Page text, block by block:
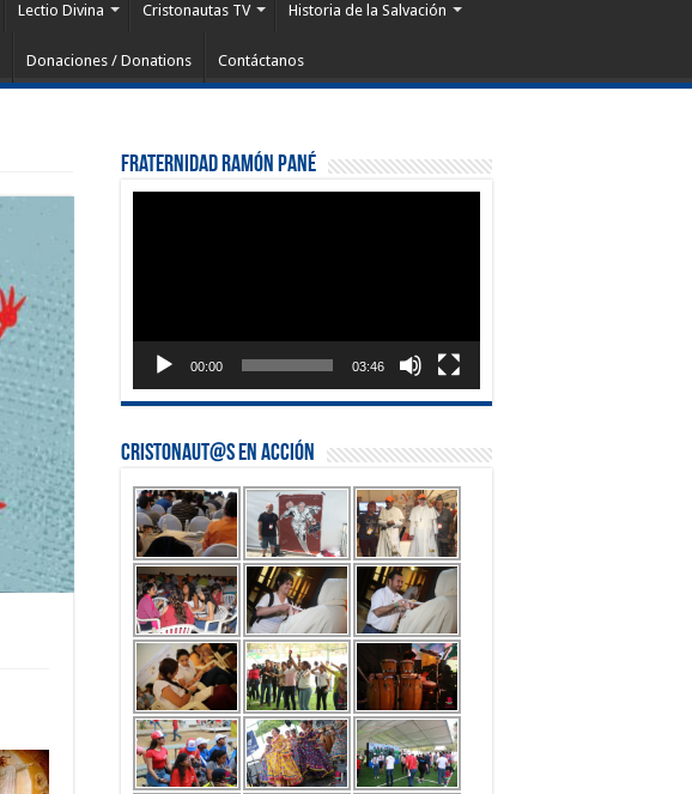
Lectio Divina Cristonautas TV Historia de la Salvación
Donaciones / Donations Contáctanos
Fraternidad Ramón Pané
00:00 03:46
Cristonaut@s en Acción